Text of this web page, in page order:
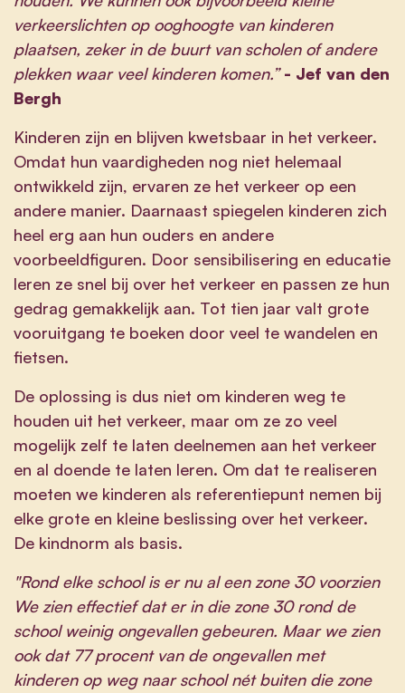
verkeerslichten op ooghoogte van kinderen
plaatsen, zeker in de buurt van scholen of andere
plekken waar veel kinderen komen.”- Jef van den
Bergh
Kinderen zijn en blijven kwetsbaar in het verkeer.
Omdat hun vaardigheden nog niet helemaal
ontwikkeld zijn, ervaren ze het verkeer op een
andere manier. Daarnaast spiegelen kinderen zich
heel erg aan hun ouders en andere
voorbeeldfiguren. Door sensibilisering en educatie
leren ze snel bij over het verkeer en passen ze hun
gedrag gemakkelijk aan. Tot tien jaar valt grote
vooruitgang te boeken door veel te wandelen en
fietsen.
De oplossing is dus niet om kinderen weg te
houden uit het verkeer, maar om ze zo veel
mogelijk zelf te laten deelnemen aan het verkeer
en al doende te laten leren. Om dat te realiseren
moeten we kinderen als referentiepunt nemen bij
elke grote en kleine beslissing over het verkeer.
De kindnorm als basis.
"Rond elke school is er nu al een zone 30 voorzien
We zien effectief dat er in die zone 30 rond de
school weinig ongevallen gebeuren. Maar we zien
ook dat 77 procent van de ongevallen met
kinderen op weg naar school nét buiten die zone